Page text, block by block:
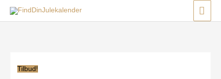
Tilbud!
Menu
Menu
Menu